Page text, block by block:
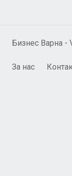
Бизнес Варна -
За нас